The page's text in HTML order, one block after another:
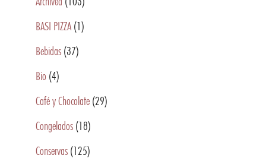
BASI PIZZA (1)
Bebidas (37)
Bio (4)
Café y Chocolate (29)
Congelados (18)
Conservas (125)